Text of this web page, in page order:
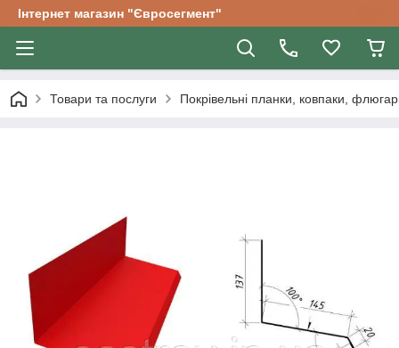
Інтернет магазин "Євросегмент"
Товари та послуги Покрівельні планки, ковпаки,